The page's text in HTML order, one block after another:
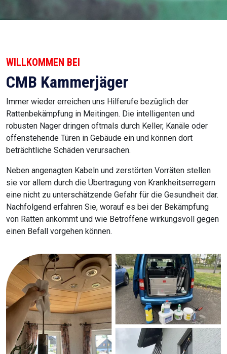
WILLKOMMEN BEI
CMB Kammerjäger
Immer wieder erreichen uns Hilferufe bezüglich der
Rattenbekämpfung in Meitingen. Die intelligenten und
robusten Nager dringen oftmals durch Keller, Kanäle oder
offenstehende Türen in Gebäude ein und können dort
beträchtliche Schäden verursachen.
Neben angenagten Kabeln und zerstörten Vorräten stellen
sie vor allem durch die Übertragung von Krankheitserregern
eine nicht zu unterschätzende Gefahr für die Gesundheit dar.
Nachfolgend erfahren Sie, worauf es bei der Bekämpfung
von Ratten ankommt und wie Betroffene wirkungsvoll gegen
einen Befall vorgehen können.